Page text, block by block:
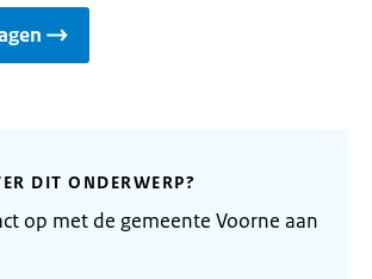
DIT ONDERWERP?
op met de gemeente Voorne aan